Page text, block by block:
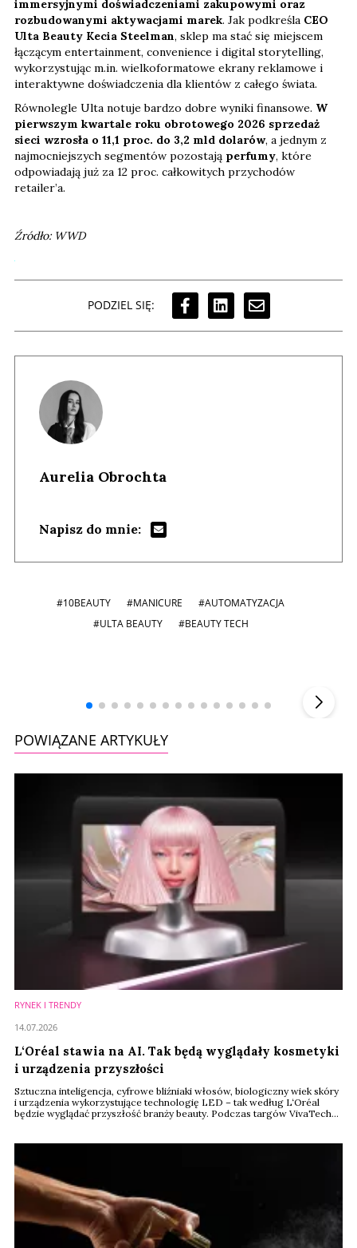
immersyjnymi doświadczeniami zakupowymi oraz
rozbudowanymi aktywacjami marek. Jak podkreśla CEO
Ulta Beauty Kecia Steelman, sklep ma stać się miejscem
łączącym entertainment, convenience i digital storytelling,
wykorzystując m.in. wielkoformatowe ekrany reklamowe i
interaktywne doświadczenia dla klientów z całego świata.
Równolegle Ulta notuje bardzo dobre wyniki finansowe. W
pierwszym kwartale roku obrotowego 2026 sprzedaż
sieci wzrosła o 11,1 proc. do 3,2 mld dolarów, a jednym z
najmocniejszych segmentów pozostają perfumy, które
odpowiadają już za 12 proc. całkowitych przychodów
retailer’a.
Źródło: WWD
PODZIEL SIĘ:
Aurelia Obrochta
Napisz do mnie:
#10BEAUTY #MANICURE
#AUTOMATYZACJA
#ULTA BEAUTY
#BEAUTY TECH
POWIĄZANE ARTYKUŁY
RYNEK I TRENDY
L‘Oréal stawia na AI. Tak będą wyglądały kosmetyki
i urządzenia przyszłości
Sztuczna inteligencja, cyfrowe bliźniaki włosów, biologiczny wiek skóry
i urządzenia wykorzystujące technologię LED – tak według L‘Oréal
będzie wyglądać przyszłość branży beauty. Podczas targów VivaTech
potrzeb skóry i włosów oraz kontaktu konsumentów z markami.
14.07.2026